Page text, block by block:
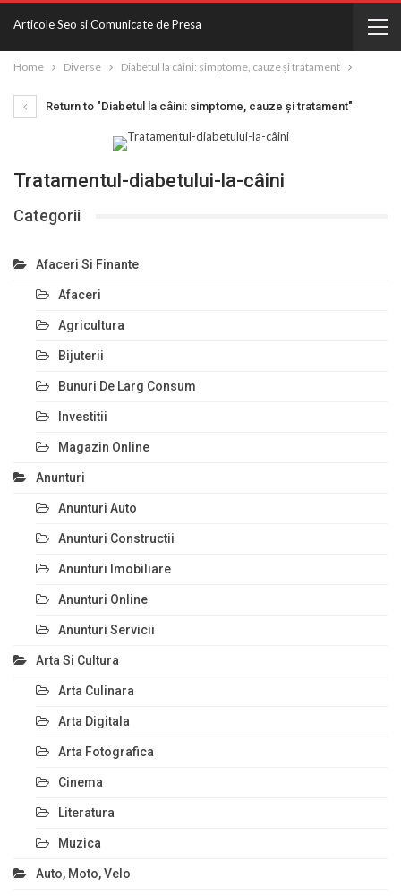
Articole Seo si Comunicate de Presa
Home Diverse Diabetul la câini: simptome, cauze și tratament
Return to "Diabetul la câini: simptome, cauze și tratament"
Tratamentul-diabetului-la-câini
Categorii
Afaceri Si Finante
Afaceri
Agricultura
Bijuterii
Bunuri De Larg Consum
Investitii
Magazin Online
Anunturi
Anunturi Auto
Anunturi Constructii
Anunturi Imobiliare
Anunturi Online
Anunturi Servicii
Arta Si Cultura
Arta Culinara
Arta Digitala
Arta Fotografica
Cinema
Literatura
Muzica
Auto, Moto, Velo